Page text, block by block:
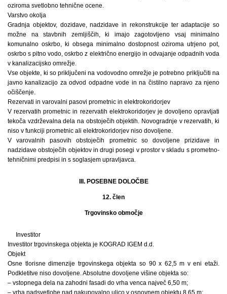
oziroma svetlobno tehnične ocene.
Varstvo okolja
Gradnja objektov, dozidave, nadzidave in rekonstrukcije ter adaptacije so
možne na stavbnih zemljiščih, ki imajo zagotovljeno vsaj minimalno
komunalno oskrbo, ki obsega minimalno dostopnost oziroma utrjeno pot,
oskrbo s pitno vodo, oskrbo z električno energijo in odvajanje odpadnih voda
v kanalizacijsko omrežje.
Vse objekte, ki so priključeni na vodovodno omrežje je potrebno priključiti na
javno kanalizacijo za odvod odpadne vode in na čistilno napravo za njeno
očiščenje.
Rezervati in varovalni pasovi prometnic in elektrokoridorjev
V rezervatih prometnic in rezervatih elektrokoridorjev je dovoljeno opravljati
tekoča vzdrževalna dela na obstoječih objektih. Novogradnje v rezervatih, ki
niso v funkciji prometnic ali elektrokoridorjev niso dovoljene.
V varovalnih pasovih obstoječih prometnic so dovoljene prizidave in
nadzidave obstoječih objektov in drugi posegi v prostor v skladu s prometno-
tehničnimi predpisi in s soglasjem upravljavca.
III. POSEBNE DOLOČBE
12. člen
Trgovinsko območje
Investitor
Investitor trgovinskega objekta je KOGRAD IGEM d.d.
Objekt
Osne tlorisne dimenzije trgovinskega objekta so 90 x 62,5 m v eni etaži.
Podkletitve niso dovoljene. Absolutne dovoljene višine objekta so:
– vstopnega dela na zahodni fasadi do vrha venca največ 6,50 m;
– vrha nadsvetlobe nad nakupovalno ulico v osnovnem objektu 8,65 m;